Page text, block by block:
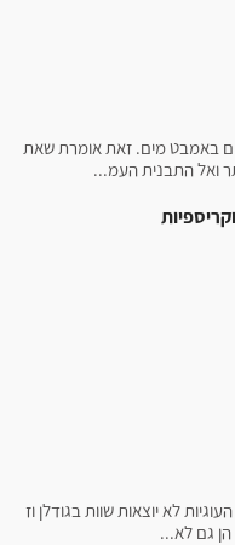
באמבט מים. זאת אומרת שאת
ואל התבנית העמ...
לא יוצאות שוות בגודלן וז
גם לא...